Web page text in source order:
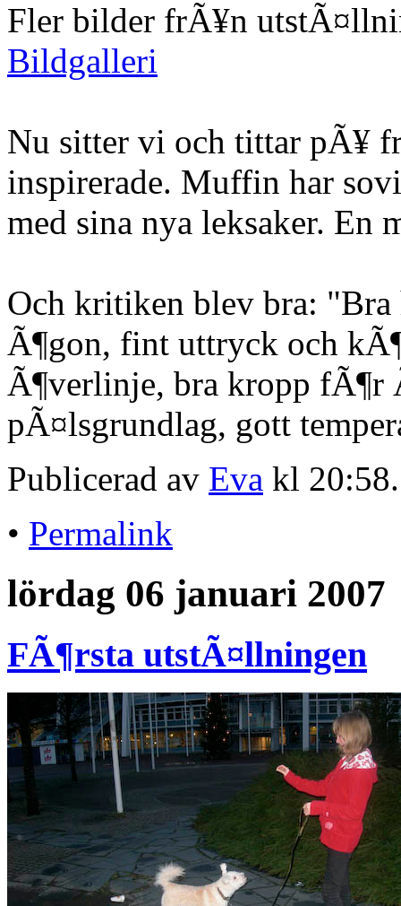
Fler bilder frÃ¥n
Bildgalleri
Nu sitter vi och tittar pÃ¥
inspirerade. Muffin har
med sina nya leksaker.
Och kritiken blev bra:
Ã¶gon, fint uttryck och
Ã¶verlinje, bra kropp fÃ¶r
pÃ¤lsgrundlag, gott
Publicerad av Eva kl
• Permalink
lördag 06 januari 2007
FÃ¶rsta utstÃ¤llningen